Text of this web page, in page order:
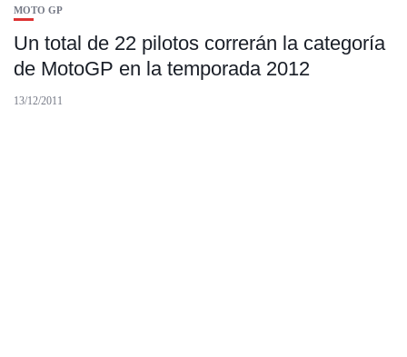
MOTO GP
Un total de 22 pilotos correrán la categoría
de MotoGP en la temporada 2012
13/12/2011